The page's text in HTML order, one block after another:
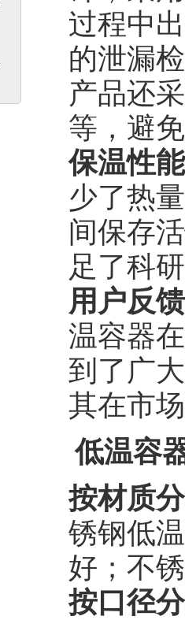
过程中
的泄漏
产品还
等，避
保温性能
少了热
间保存
足了科
用户反
温容器
到了广
其在市
低温容
按材质
锈钢低
好；不
按口径